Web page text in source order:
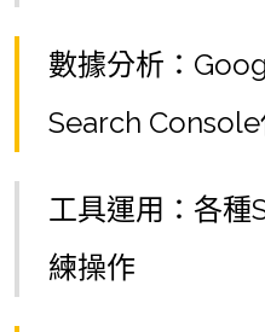
數據分析：
Search Console
工具運用：各種
練操作